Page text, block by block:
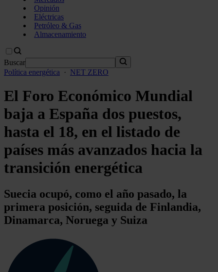
Opinión
Eléctricas
Petróleo & Gas
Almacenamiento
Buscar
Política energética
· NET ZERO
El Foro Económico Mundial
baja a España dos puestos,
hasta el 18, en el listado de
países más avanzados hacia la
transición energética
Suecia ocupó, como el año pasado, la
primera posición, seguida de Finlandia,
Dinamarca, Noruega y Suiza